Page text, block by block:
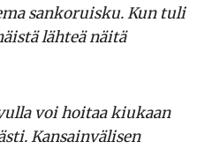
sankoruisku. Kun tuli
lähteä näitä
voi hoitaa kiukaan
Kansainvälisen